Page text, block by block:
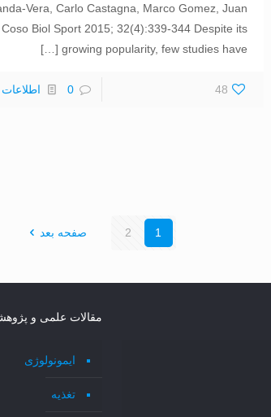
Vera, Carlo Castagna, Marco Gomez, Juan
Coso Biol Sport 2015; 32(4):339-344 Despite its
growing popularity, few studies have
[…]
48
0 اطلاعات
1
2 صفحه بعد
مقالات علمی و
ایمونولوژی
تغذیه